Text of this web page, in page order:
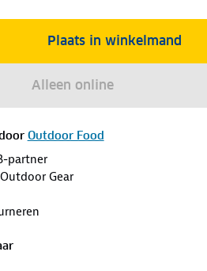
Plaats in winkelmand
Alleen online
Outdoor Food
partner
Gear